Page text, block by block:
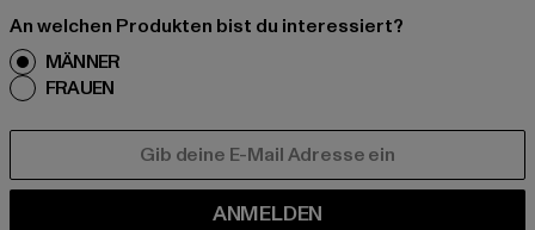
An welchen Produkten bist du interessiert?
MÄNNER
FRAUEN
ANMELDEN